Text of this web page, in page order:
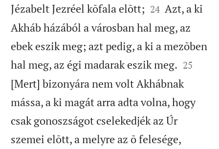
Jézabelt Jezréel kõfala elõtt; 

24 Azt, a ki
Akháb házából a városban hal meg, az
ebek eszik meg; azt pedig, a ki a mezõben
hal meg, az égi madarak eszik meg. 

25
[Mert] bizonyára nem volt Akhábnak
mássa, a ki magát arra adta volna, hogy
csak gonoszságot cselekedjék az Úr
szemei elõtt, a melyre az õ felesége,